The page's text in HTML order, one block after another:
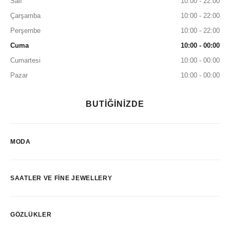
Çarşamba
10:00 - 22:00
Perşembe
10:00 - 22:00
Cuma
10:00 - 00:00
Cumartesi
10:00 - 00:00
Pazar
10:00 - 00:00
BUTİĞİNİZDE
MODA
SAATLER VE FINE JEWELLERY
GÖZLÜKLER